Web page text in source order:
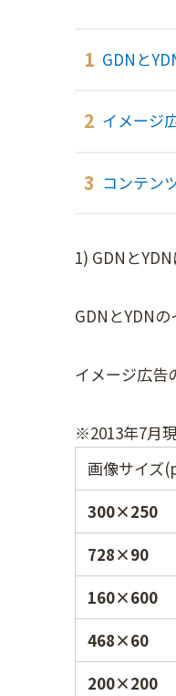
GDNと
イメージ
コンテン
1) GDNと
GDNとYDN
イメージ広告
※2013年7月
画像サイズ
300×250
728×90
160×600
468×60
200×200